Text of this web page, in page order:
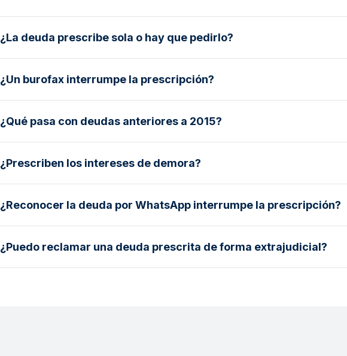
¿La deuda prescribe sola o hay que pedirlo?
¿Un burofax interrumpe la prescripción?
¿Qué pasa con deudas anteriores a 2015?
¿Prescriben los intereses de demora?
¿Reconocer la deuda por WhatsApp interrumpe la prescripción?
¿Puedo reclamar una deuda prescrita de forma extrajudicial?